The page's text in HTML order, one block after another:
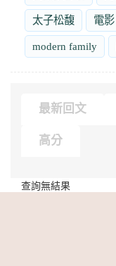
太子松馥 電影
modern family
最新回文
高分
查詢無結果